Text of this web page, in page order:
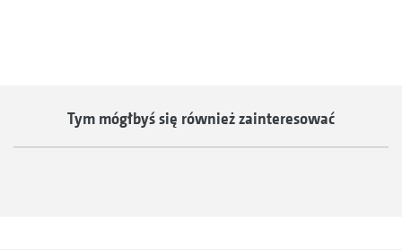
Tym mógłbyś się również zainteresować